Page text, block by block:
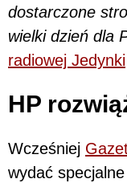
dostarczone
wielki dzień dla
radiowej Jedynki
HP
Wcześniej
wydać